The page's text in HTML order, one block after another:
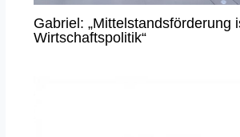
Gabriel: „Mittelstandsförderung
Wirtschaftspolitik“